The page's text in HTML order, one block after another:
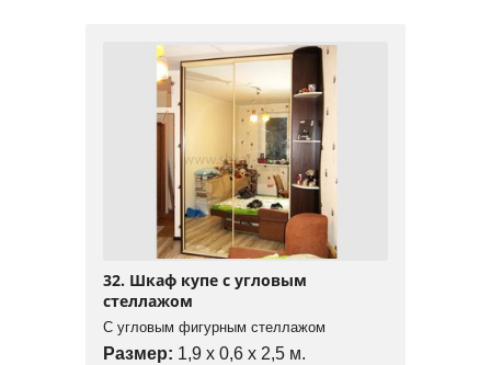
32. Шкаф купе с угловым
стеллажом
С угловым фигурным стеллажом
Размер: 1,9 x 0,6 x 2,5 м.